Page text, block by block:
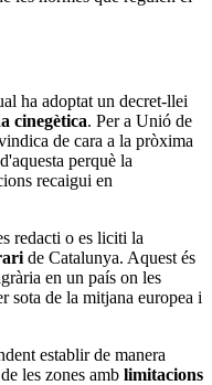
ha adoptat un decret-llei
cinegètica. Per a Unió de
de cara a la pròxima
d'aquesta perquè la
recaigui en
redacti o es liciti la
de Catalunya. Aquest és
en un país on les
sota de la mitjana europea i
establir de manera
les zones amb limitacions